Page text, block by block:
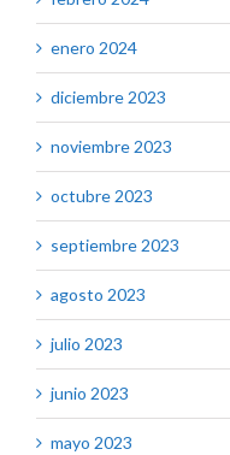
enero 2024
diciembre 2023
noviembre 2023
octubre 2023
septiembre 2023
agosto 2023
julio 2023
junio 2023
mayo 2023